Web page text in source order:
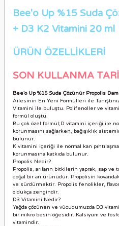
Bee'o Up %15 Suda
+ D3 K2 Vitamini 20 ml
ÜRÜN ÖZELLİKLERİ
SON KULLANMA
Bee'o Up %15 Suda Çözünür Propolis
Ailesinin En Yeni Formülleri ile
Vitamini ile buluştu. Polifenoller ve
formül oluştu.
Bu çok özel formül;D vitamini içeriği ile
korunmasını sağlarken, bağışıklık
bulunur.
K vitamini içeriği ile normal kan
korunmasına katkıda bulunur.
Propolis Nedir?
Propolis, arıların bitkilerin yaprak, sap ve
doğal bir arı ürünüdür. Propolisin
ve sürdürmektir. Propolis fenolikler,
oldukça zengindir.
D3 Vitamini Nedir?
Yağda çözünen ve vücudumuzda D3
bir mikro besin öğesidir. Kalsiyum ve
vitamindir.